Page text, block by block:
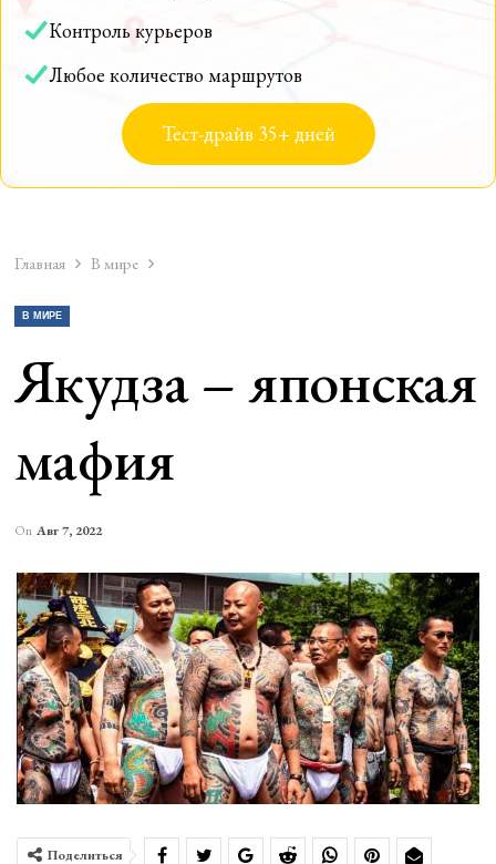
Контроль курьеров
Любое количество маршрутов
Тест-драйв 35+ дней
Главная В мире
В МИРЕ
Якудза – японская
мафия
On Авг 7, 2022
Поделиться